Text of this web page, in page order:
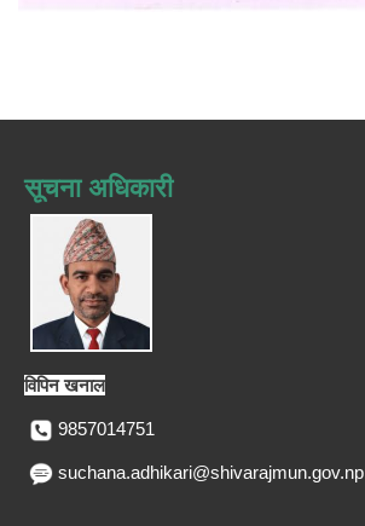
सूचना अधिकारी
विपिन खनाल
9857014751
suchana.adhikari@shivarajmun.gov.np